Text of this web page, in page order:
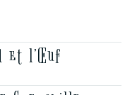
et l’Œuf